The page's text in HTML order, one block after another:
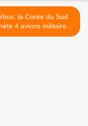
la Corée du Sud
4 avions militaires
MRTT pour 1,33